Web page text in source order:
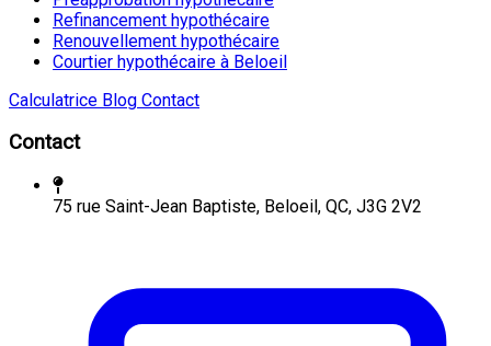
Refinancement hypothécaire
Renouvellement hypothécaire
Courtier hypothécaire à Beloeil
Calculatrice Blog Contact
Contact
75 rue Saint-Jean Baptiste, Beloeil, QC, J3G 2V2